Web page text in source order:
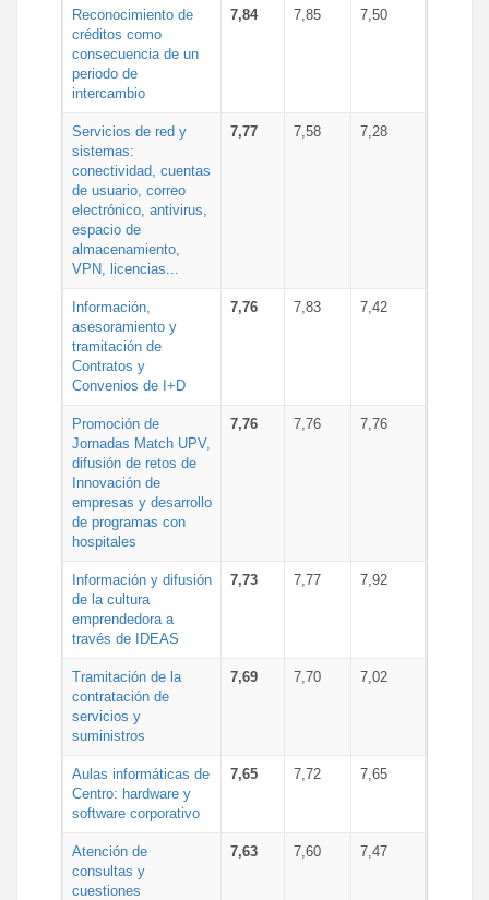
Reconocimiento de
créditos como
consecuencia de un
periodo de
intercambio
7,84 7,85 7,50
Servicios de red y
sistemas:
conectividad, cuentas
de usuario, correo
electrónico, antivirus,
espacio de
almacenamiento,
VPN, licencias...
7,77 7,58 7,28
Información,
asesoramiento y
tramitación de
Contratos y
Convenios de I+D
7,76 7,83 7,42
Promoción de
Jornadas Match UPV,
difusión de retos de
Innovación de
empresas y desarrollo
de programas con
hospitales
7,76 7,76 7,76
Información y difusión
de la cultura
emprendedora a
través de IDEAS
7,73 7,77 7,92
Tramitación de la
contratación de
servicios y
suministros
7,69 7,70 7,02
Aulas informáticas de
Centro: hardware y
software corporativo
7,65 7,72 7,65
Atención de
consultas y
cuestiones
7,63 7,60 7,47